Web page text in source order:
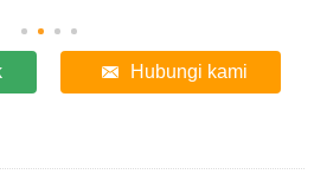
Hubungi kami